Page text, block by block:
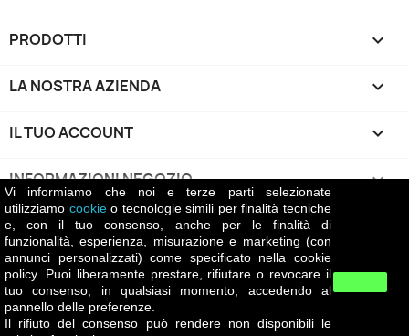
PRODOTTI 
LA NOSTRA AZIENDA 
IL TUO ACCOUNT 
INFORMAZIONI NEGOZIO keyboard_arrow_down
Vi informiamo che noi e terze parti selezionate
utilizziamo cookieo tecnologie simili per finalità tecniche
e, con il tuo consenso, anche per le finalità di
funzionalità, esperienza, misurazione e marketing (con
annunci personalizzati) come specificato nella cookie
policy. Puoi liberamente prestare, rifiutare o revocare il
tuo consenso, in qualsiasi momento, accedendo al
pannello delle preferenze.
Il rifiuto del consenso può rendere non disponibili le
Return policy
La politica di reso di Battiatowine.it prevede che i
clienti possano restituire i prodotti acquistati previa
autorizzazione dell'azienda. Le spese di spedizione per il
reso sono a carico del cliente, salvo il caso in cui il
prodotto presenti danni o difet